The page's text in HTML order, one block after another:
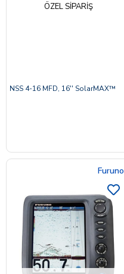
ÖZEL SIPARIŞ
NSS 4-16 MFD, 16'' SolarMAX™
Furuno